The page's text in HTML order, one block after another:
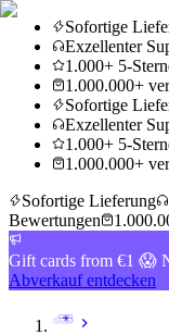
Sofortige
Exzellenter
1.000+ 5-
1.000.000+
Sofortige
Exzellenter
1.000+ 5-
1.000.000+
Sofortige Lieferung
Bewertungen
Gift cards from €1 😱
Abverkauf entdecken